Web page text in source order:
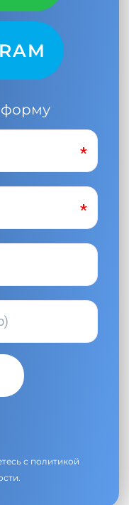
форму
с политикой
.